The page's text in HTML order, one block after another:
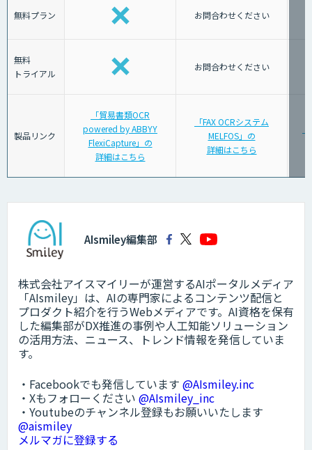
無料プラン お問合わせください
無料
トライアル
お問合わせください
製品リンク
「貿易書類OCR
powered by ABBYY
FlexiCapture」の
詳細はこちら
「FAX OCRシステム
MELFOS」の
詳細はこちら
AIsmiley編集部
株式会社アイスマイリーが運営するAIポータルメディア
「AIsmiley」は、AIの専門家によるコンテンツ配信と
プロダクト紹介を行うWebメディアです。AI資格を保有
した編集部がDX推進の事例や人工知能ソリューション
の活用方法、ニュース、トレンド情報を発信していま
す。
・Facebookでも発信しています @AIsmiley.inc
・Xもフォローください @AIsmiley_inc
・Youtubeのチャンネル登録もお願いいたします
@aismiley
メルマガに登録する